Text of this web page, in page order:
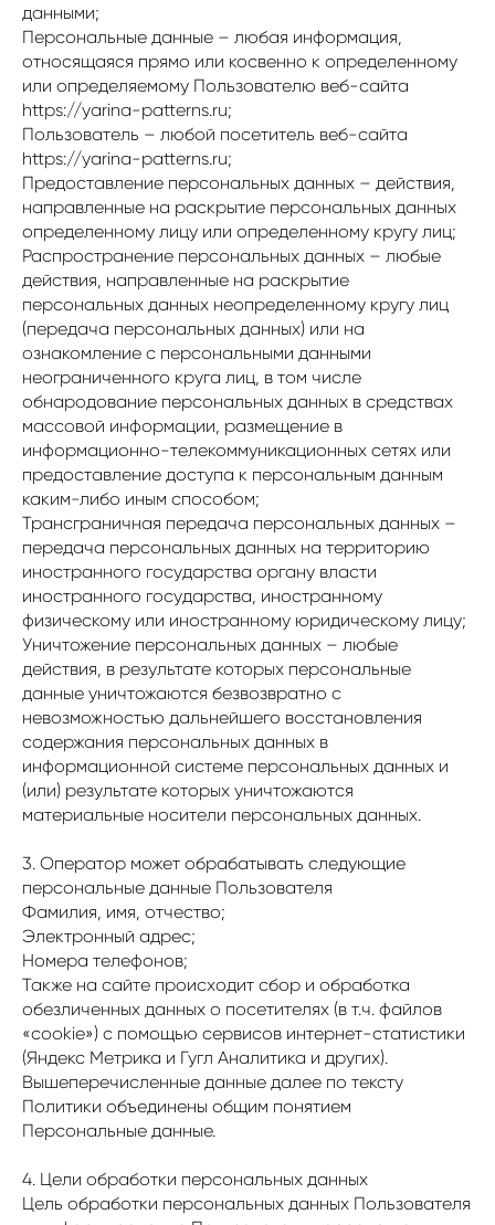
данными;
Персональные данные – любая информация,
относящаяся прямо или косвенно к определенному
или определяемому Пользователю веб-сайта
https://yarina-patterns.ru;
Пользователь – любой посетитель веб-сайта
https://yarina-patterns.ru;
Предоставление персональных данных – действия,
направленные на раскрытие персональных данных
определенному лицу или определенному кругу лиц;
Распространение персональных данных – любые
действия, направленные на раскрытие
персональных данных неопределенному кругу лиц
(передача персональных данных) или на
ознакомление с персональными данными
неограниченного круга лиц, в том числе
обнародование персональных данных в средствах
массовой информации, размещение в
информационно-телекоммуникационных сетях или
предоставление доступа к персональным данным
каким-либо иным способом;
Трансграничная передача персональных данных –
передача персональных данных на территорию
иностранного государства органу власти
иностранного государства, иностранному
физическому или иностранному юридическому лицу;
Уничтожение персональных данных – любые
действия, в результате которых персональные
данные уничтожаются безвозвратно с
невозможностью дальнейшего восстановления
содержания персональных данных в
информационной системе персональных данных и
(или) результате которых уничтожаются
материальные носители персональных данных.
3. Оператор может обрабатывать следующие
персональные данные Пользователя
Фамилия, имя, отчество;
Электронный адрес;
Номера телефонов;
Также на сайте происходит сбор и обработка
обезличенных данных о посетителях (в т.ч. файлов
«cookie») с помощью сервисов интернет-статистики
(Яндекс Метрика и Гугл Аналитика и других).
Вышеперечисленные данные далее по тексту
Политики объединены общим понятием
Персональные данные.
4. Цели обработки персональных данных
Цель обработки персональных данных Пользователя